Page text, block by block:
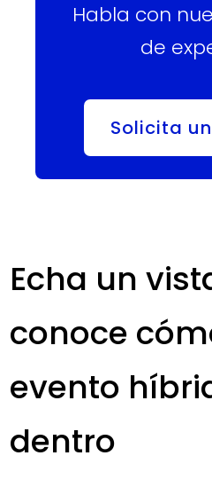
Habla con
de
Solicita
Echa un
conoce
evento
dentro